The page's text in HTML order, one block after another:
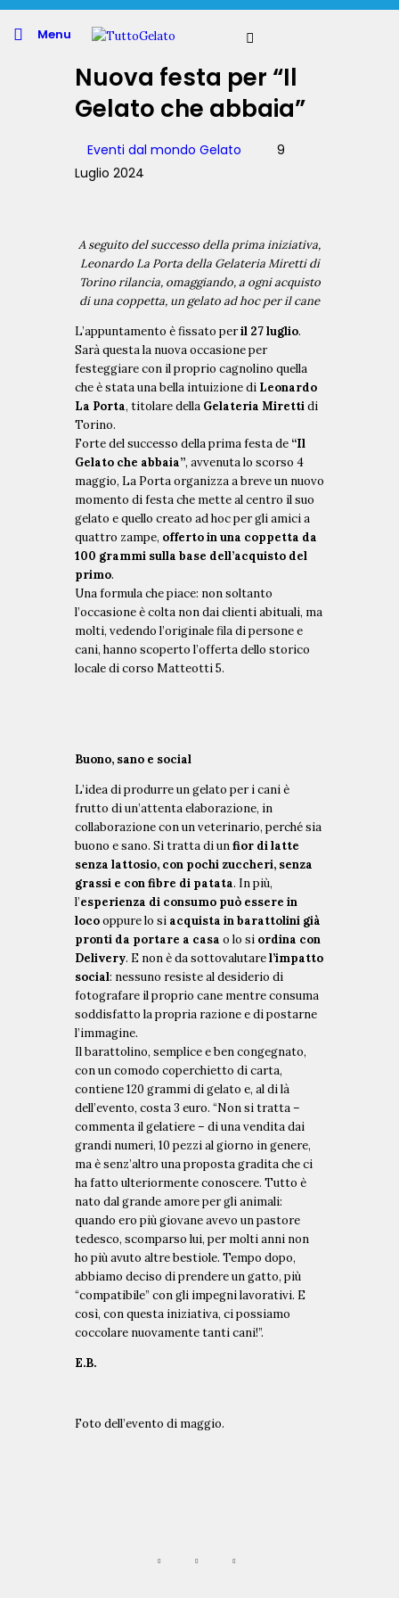
Menu
Nuova festa per “Il
Gelato che abbaia”
Eventi dal mondo Gelato
9
Luglio 2024
A seguito del successo della prima iniziativa,
Leonardo La Porta della Gelateria Miretti di
Torino rilancia, omaggiando, a ogni acquisto
di una coppetta, un gelato ad hoc per il cane
L’appuntamento è fissato peril 27 luglio.
Sarà questa la nuova occasione per
festeggiare con il proprio cagnolino quella
che è stata una bella intuizione di Leonardo
La Porta, titolare della Gelateria Mirettidi
Torino.
Forte del successo della prima festa de “Il
Gelato che abbaia”, avvenuta lo scorso 4
maggio, La Porta organizza a breve un nuovo
momento di festa che mette al centro il suo
gelato e quello creato ad hoc per gli amici a
quattro zampe, offerto in una coppetta da
100 grammi sulla base dell’acquisto del
primo.
Una formula che piace: non soltanto
l’occasione è colta non dai clienti abituali, ma
molti, vedendo l’originale fila di persone e
cani, hanno scoperto l’offerta dello storico
locale di corso Matteotti 5.
Buono, sano e social
L’idea di produrre un gelato per i cani è
frutto di un’attenta elaborazione, in
collaborazione con un veterinario, perché sia
buono e sano. Si tratta di unfior di latte
senza lattosio, con pochi zuccheri, senza
grassi e con fibre di patata. In più,
l’esperienza di consumo può essere in
locooppure lo si acquista in barattolini già
pronti da portare a casa o lo si ordina con
Delivery. E non è da sottovalutarel’impatto
social: nessuno resiste al desiderio di
fotografare il proprio cane mentre consuma
soddisfatto la propria razione e di postarne
l’immagine.
Il barattolino, semplice e ben congegnato,
con un comodo coperchietto di carta,
contiene 120 grammi di gelato e, al di là
dell’evento, costa 3 euro. “Non si tratta –
commenta il gelatiere – di una vendita dai
grandi numeri, 10 pezzi al giorno in genere,
ma è senz’altro una proposta gradita che ci
ha fatto ulteriormente conoscere. Tutto è
nato dal grande amore per gli animali:
quando ero più giovane avevo un pastore
tedesco, scomparso lui, per molti anni non
ho più avuto altre bestiole. Tempo dopo,
abbiamo deciso di prendere un gatto, più
“compatibile” con gli impegni lavorativi. E
così, con questa iniziativa, ci possiamo
coccolare nuovamente tanti cani!”.
E.B.
Foto dell’evento di maggio.
E
v
e
n
t
d
a
l
m
n
d
o
G
e
l
a
t
o
I
n
e
E
v
e
n
t
i
d
a
l
m
o
n
l